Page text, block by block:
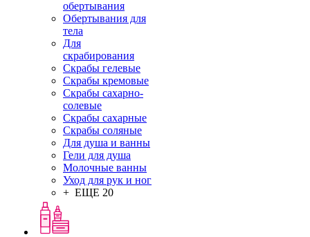
обертывания
Обертывания для
тела
Для
скрабирования
Скрабы гелевые
Скрабы кремовые
Скрабы сахарно-
солевые
Скрабы сахарные
Скрабы соляные
Для душа и ванны
Гели для душа
Молочные ванны
Уход для рук и ног
+ ЕЩЕ 20